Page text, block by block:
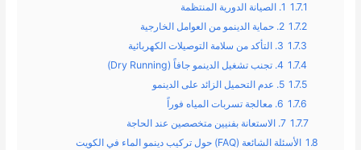
1.7.1 1. الصيانة الدورية المنتظمة
1.7.2 2. حماية الدينمو من العوامل الخارجية
1.7.3 3. التأكد من سلامة التوصيلات الكهربائية
1.7.4 4. تجنب تشغيل الدينمو جافاً (Dry Running)
1.7.5 5. عدم التحميل الزائد على الدينمو
1.7.6 6. معالجة تسربات المياه فوراً
1.7.7 7. الاستعانة بفنيين متخصصين عند الحاجة
1.8 الأسئلة الشائعة (FAQ) حول تركيب دينمو الماء في الكويت